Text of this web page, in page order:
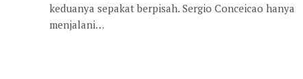
keduanya sepakat berpisah. Sergio Conceicao hanya
menjalani…